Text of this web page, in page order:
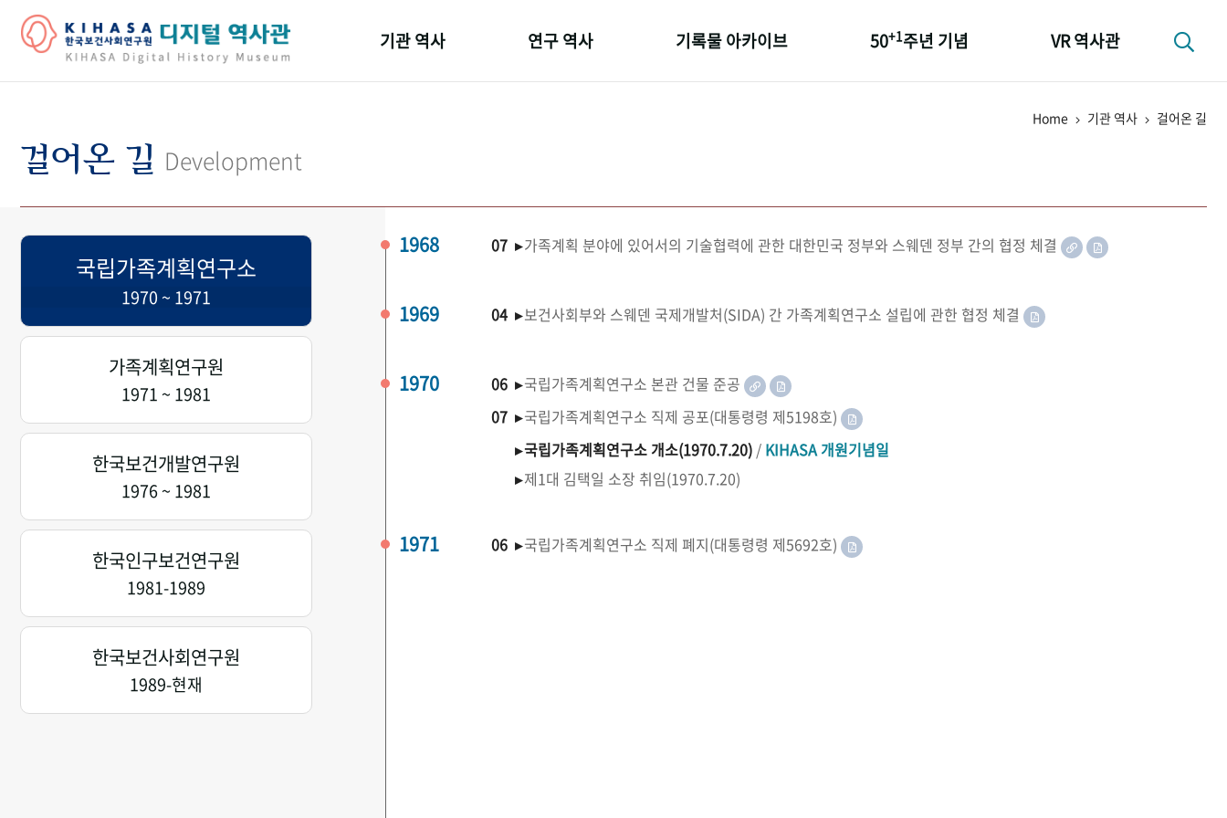
기관 역사 연구 역사 기록물 아카이브 50+1주년 기념 VR 역사관
Home 기관 역사 걸어온 길
걸어온 길 Development
국립가족계획연구소
1970 ~ 1971
가족계획연구원
1971 ~ 1981
한국보건개발연구원
1976 ~ 1981
한국인구보건연구원
1981-1989
한국보건사회연구원
1989-현재
1968 07 ▸가족계획 분야에 있어서의 기술협력에 관한 대한민국 정부와 스웨덴 정부 간의 협정 체결
1969 04 ▸보건사회부와 스웨덴 국제개발처(SIDA) 간 가족계획연구소 설립에 관한 협정 체결
1970 06 ▸국립가족계획연구소 본관 건물 준공
07 ▸국립가족계획연구소 직제 공포(대통령령 제5198호)
▸국립가족계획연구소 개소(1970.7.20) / KIHASA 개원기념일
▸제1대 김택일 소장 취임(1970.7.20)
1971 06 ▸국립가족계획연구소 직제 폐지(대통령령 제5692호)